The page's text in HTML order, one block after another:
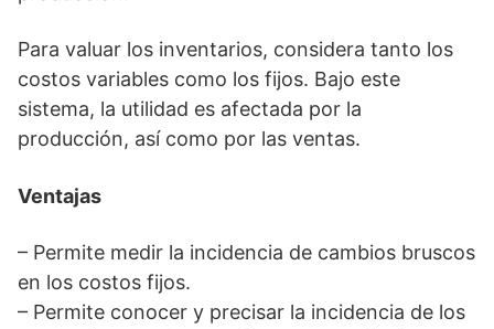
Para valuar los inventarios, considera tanto los
costos variables como los fijos. Bajo este
sistema, la utilidad es afectada por la
producción, así como por las ventas.
Ventajas
– Permite medir la incidencia de cambios bruscos
en los costos fijos.
– Permite conocer y precisar la incidencia de los